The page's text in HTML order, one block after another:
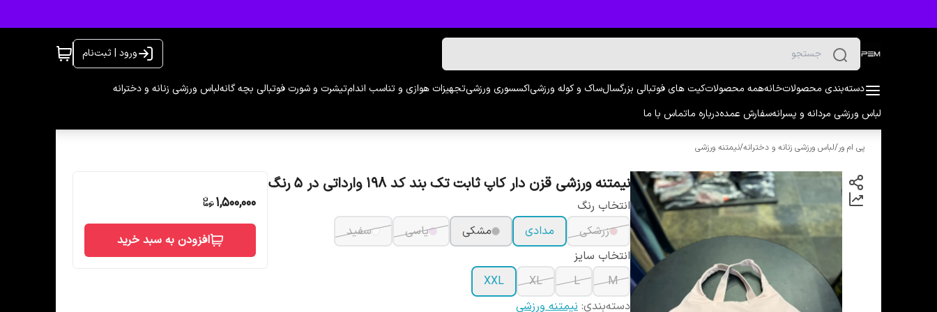
ورود | ثبت‌نام
دسته‌بندی محصولاتخانههمه محصولاتکیت های فوتبالی بزرگسالساک و کوله ورزشیاکسسوری ورزشیتجهیزات هوازی و تناسب اندامتیشرت و شورت فوتبالی بچه گانهلباس ورزشی زنانه و دخترانه
لباس ورزشی مردانه و پسرانهسفارش عمدهدرباره ماتماس با ما
پی ام ور/لباس ورزشی زنانه و دخترانه/نیمتنه ورزشی
نیمتنه ورزشی قزن دار کاپ ثابت تک بند کد 198 وارداتی در 5 رنگ
انتخاب رنگ
زرشکی
مدادی مشکی یاسی
سفید
انتخاب سایز
M
L
XL
XXL
دسته‌بندی: نیمتنه ورزشی
1,500,000
افزودن به سبد خرید